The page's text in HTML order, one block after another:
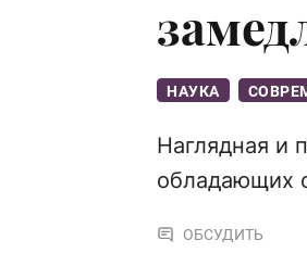
НАУКА
Наглядная и
обладающих
ОБСУДИТЬ